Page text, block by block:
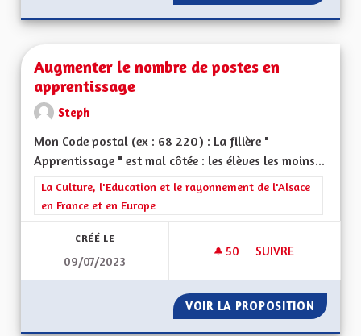
Augmenter le nombre de postes en
apprentissage
Steph
Mon Code postal (ex : 68 220) : La filière "
Apprentissage " est mal côtée : les élèves les moins...
Filtrer les résultats de la catégorie : La Culture, l'Education et
La Culture, l'Education et le rayonnement de l'Alsace
en France et en Europe
CRÉÉ LE
09/07/2023
50 50 ABONNÉS
SUIVRE
VOIR LA PROPOSITION